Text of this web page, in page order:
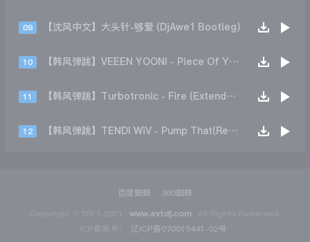
09 【沈风中文】大头针-够爱 (DjAwe1 Bootleg)
10 【韩风弹跳】VEEEN YOONI - Piece Of Your Heart (Remix)
11 【韩风弹跳】Turbotronic - Fire (Extended Mix)
12 【韩风弹跳】TENDI WiV - Pump That(Remix)
百度蜘蛛 360蜘蛛
www.evtdj.com
辽ICP备070015441-02号